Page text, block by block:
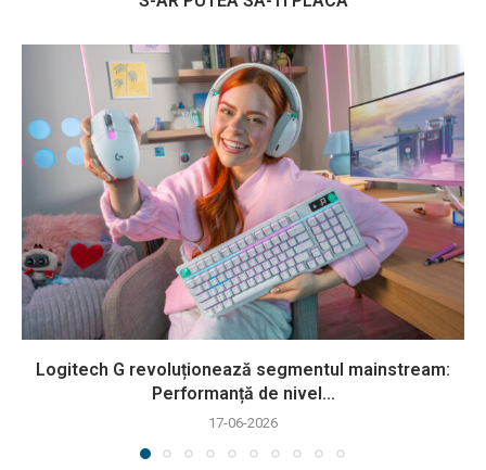
Logitech G revoluționează segmentul mainstream:
Performanță de nivel...
17-06-2026